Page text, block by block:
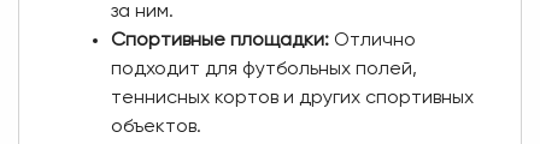
за ним.
Спортивные площадки:Отлично
подходит для футбольных полей,
теннисных кортов и других спортивных
объектов.